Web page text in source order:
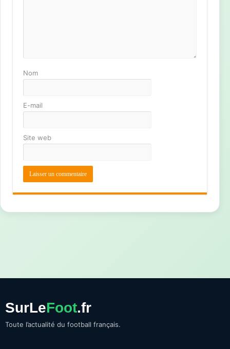
Nom
E-mail
Site web
SurLeFoot.fr
Toute l’actualité du football français.